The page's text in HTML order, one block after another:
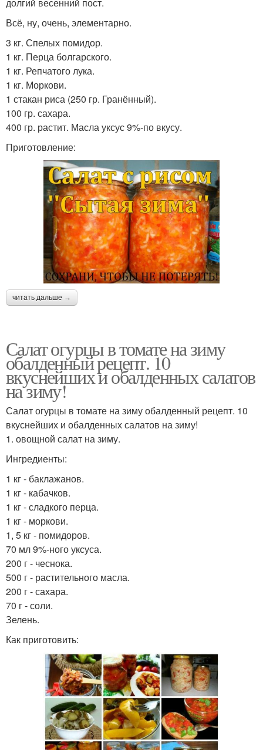
Всё, ну, очень, элементарно.
3 кг. Спелых помидор.
1 кг. Перца болгарского.
1 кг. Репчатого лука.
1 кг. Моркови.
1 стакан риса (250 гр. Гранённый).
100 гр. сахара.
400 гр. растит. Масла уксус 9%-по вкусу.
Приготовление:
читать дальше →
Салат огурцы в томате на зиму
обалденный рецепт. 10
вкуснейших и обалденных салатов
на зиму!
Салат огурцы в томате на зиму обалденный рецепт. 10
вкуснейших и обалденных салатов на зиму!
1. овощной салат на зиму.
Ингредиенты:
1 кг - баклажанов.
1 кг - кабачков.
1 кг - сладкого перца.
1 кг - моркови.
1, 5 кг - помидоров.
70 мл 9%-ного уксуса.
200 г - чеснока.
500 г - растительного масла.
200 г - сахара.
70 г - соли.
Зелень.
Как приготовить: